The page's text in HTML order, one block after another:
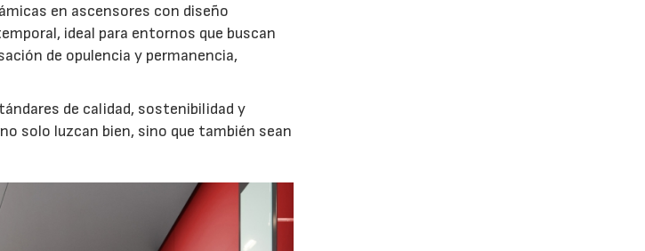
en ascensores con diseño
ideal para entornos que buscan
de opulencia y permanencia,
de calidad, sostenibilidad y
solo luzcan bien, sino que también sean